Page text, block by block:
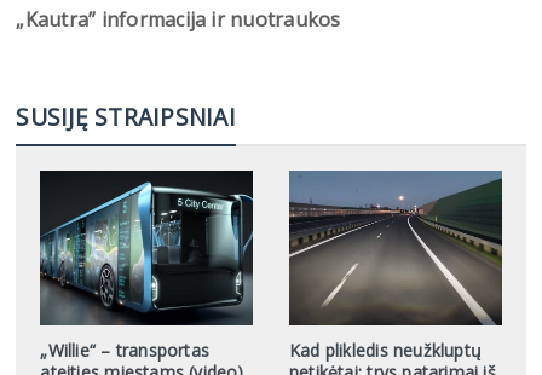
„Kautra” informacija ir nuotraukos
SUSIJĘ STRAIPSNIAI
„Willie“ – transportas
Kad plikledis neužkluptų